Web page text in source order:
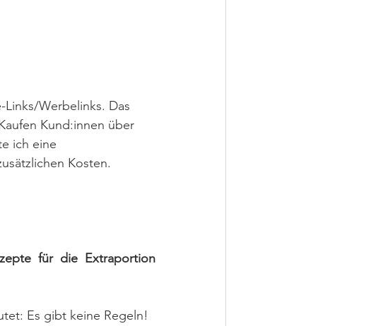
Werbelinks. Das
Kund:innen über
ich eine
Kosten.
für die Extraportion
Es gibt keine Regeln!